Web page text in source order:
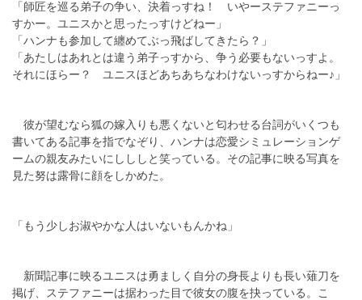
「師匠を巡る弟子の争い、決着っすね！ いやーステファニーっ
すかー。ユニスかと思ったっすけどねー」
「ハンナも参加して纏めてぶっ飛ばしてきたら？」
「あたしはあれとは違う弟子っすから、争う必要もないっすよ。
それにほらー？ ユニスほどあちあちなわけないっすからねー♪」
彼が望むなら狐の嫁入りも悪くないと匂わせる台詞がいくつも
書いてある記事を指でなぞり、ハンナは恋愛シミュレーションゲ
ームの親友みたいにしししと笑っている。その記事に映る写真を
見た努は露骨に顔をしかめた。
「もう少しお淑やかな人はいないもんかね」
新聞記事に映るユニスは勇ましく自分の身長よりも長い薙刀を
掲げ、ステファニーは据わった目で彼女の腹を抉っている。こ